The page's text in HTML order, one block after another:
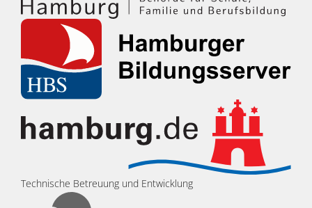
Technische Betreuung und Entwicklung